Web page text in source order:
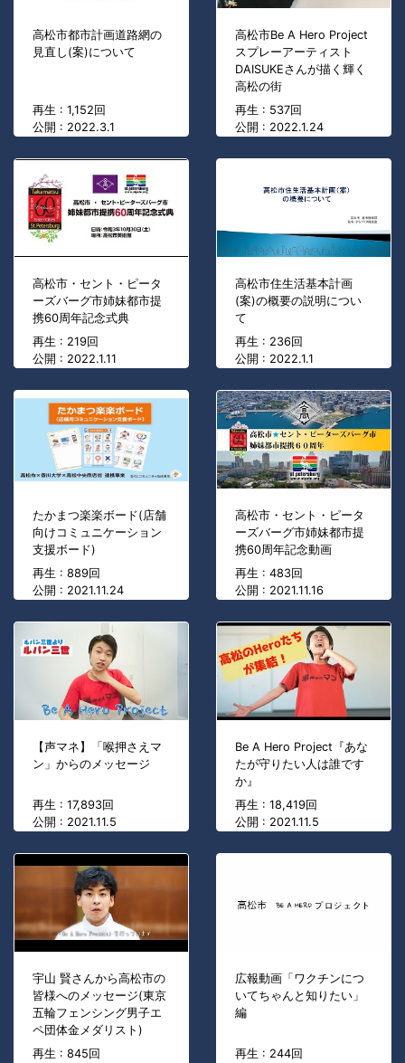
高松市都市計画道路網の
見直し(案)について
再生 : 1,152回
公開 : 2022.3.1
高松市Be A Hero Project
スプレーアーティスト
DAISUKEさんが描く輝く
高松の街
再生 : 537回
公開 : 2022.1.24
高松市・セント・ピータ
ーズバーグ市姉妹都市提
携60周年記念式典
再生 : 219回
公開 : 2022.1.11
高松市住生活基本計画
(案)の概要の説明につい
て
再生 : 236回
公開 : 2022.1.1
たかまつ楽楽ボード(店舗
向けコミュニケーション
支援ボード)
再生 : 889回
公開 : 2021.11.24
高松市・セント・ピータ
ーズバーグ市姉妹都市提
携60周年記念動画
再生 : 483回
公開 : 2021.11.16
【声マネ】「喉押さえマ
ン」からのメッセージ
再生 : 17,893回
公開 : 2021.11.5
Be A Hero Project『あな
たが守りたい人は誰です
か』
再生 : 18,419回
公開 : 2021.11.5
宇山 賢さんから高松市の
皆様へのメッセージ(東京
五輪フェンシング男子エ
ペ団体金メダリスト)
再生 : 845回
広報動画「ワクチンにつ
いてちゃんと知りたい」
編
再生 : 244回